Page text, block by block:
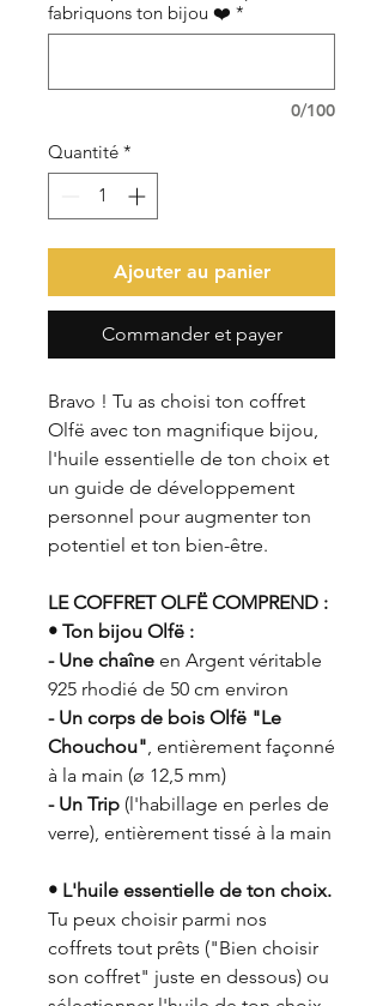
fabriquons ton bijou ❤️ *
0/100
Quantité *
Ajouter au panier
Commander et payer
Bravo ! Tu as choisi ton coffret
Olfë avec ton magnifique bijou,
l'huile essentielle de ton choix et
un guide de développement
personnel pour augmenter ton
potentiel et ton bien-être.
LE COFFRET OLFË COMPREND :
• Ton bijou Olfë :
- Une chaîne en Argent véritable
925 rhodié de 50 cm environ
- Un corps de bois Olfë "Le
Chouchou" , entièrement façonné
à la main (ø 12,5 mm)
- Un Trip (l'habillage en perles de
verre), entièrement tissé à la main
• L'huile essentielle de ton choix.
Tu peux choisir parmi nos
coffrets tout prêts ("Bien choisir
son coffret" juste en dessous) ou